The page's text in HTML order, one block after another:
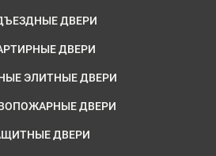
ДВЕРИ
ДВЕРИ
ЭЛИТНЫЕ ДВЕРИ
ДВЕРИ
ДВЕРИ